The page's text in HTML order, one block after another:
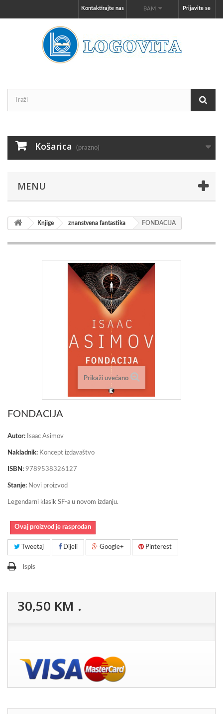
Prijavite se
BAM
Kontaktirajte nas
Košarica (prazno)
MENU
Knjige znanstvena fantastika FONDACIJA
Prikaži uvećano
FONDACIJA
Autor: Isaac Asimov
Nakladnik: Koncept izdavaštvo
ISBN: 9789538326127
Stanje: Novi proizvod
Legendarni klasik SF-a u novom izdanju.
Ovaj proizvod je rasprodan
Tweetaj Dijeli Google+ Pinterest
Ispis
30,50 KM .